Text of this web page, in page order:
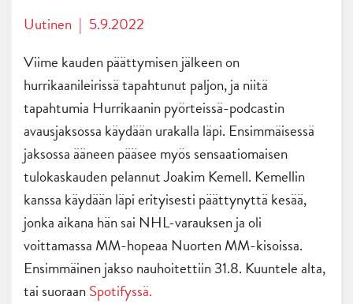
Uutinen | 5.9.2022
Viime kauden päättymisen jälkeen on
hurrikaanileirissä tapahtunut paljon, ja niitä
tapahtumia Hurrikaanin pyörteissä-podcastin
avausjaksossa käydään urakalla läpi. Ensimmäisessä
jaksossa ääneen pääsee myös sensaatiomaisen
tulokaskauden pelannut Joakim Kemell. Kemellin
kanssa käydään läpi erityisesti päättynyttä kesää,
jonka aikana hän sai NHL-varauksen ja oli
voittamassa MM-hopeaa Nuorten MM-kisoissa.
Ensimmäinen jakso nauhoitettiin 31.8. Kuuntele alta,
tai suoraanSpotifyssä.